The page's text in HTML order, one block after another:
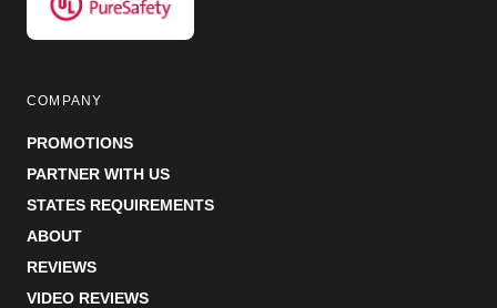
COMPANY
PROMOTIONS
PARTNER WITH US
STATES REQUIREMENTS
ABOUT
REVIEWS
VIDEO REVIEWS